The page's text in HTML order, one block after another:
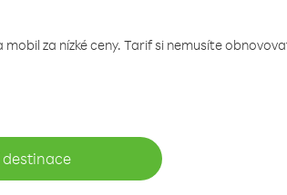
za nízké ceny. Tarif si nemusíte